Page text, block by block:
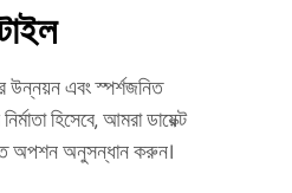
উন্নয়ন এবং স্পর্শজনিত
হিসেবে, আমরা ডায়েক্ট
অপশন অনুসন্ধান করুন।